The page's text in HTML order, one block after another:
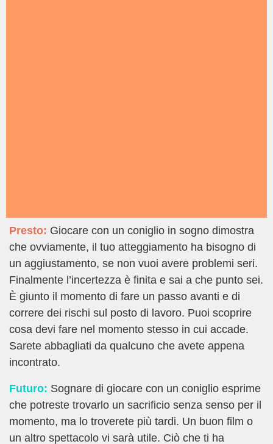
Presto: Giocare con un coniglio in sogno dimostra
che ovviamente, il tuo atteggiamento ha bisogno di
un aggiustamento, se non vuoi avere problemi seri.
Finalmente l’incertezza è finita e sai a che punto sei.
È giunto il momento di fare un passo avanti e di
correre dei rischi sul posto di lavoro. Puoi scoprire
cosa devi fare nel momento stesso in cui accade.
Sarete abbagliati da qualcuno che avete appena
incontrato.
Futuro: Sognare di giocare con un coniglio esprime
che potreste trovarlo un sacrificio senza senso per il
momento, ma lo troverete più tardi. Un buon film o
un altro spettacolo vi sarà utile. Ciò che ti ha